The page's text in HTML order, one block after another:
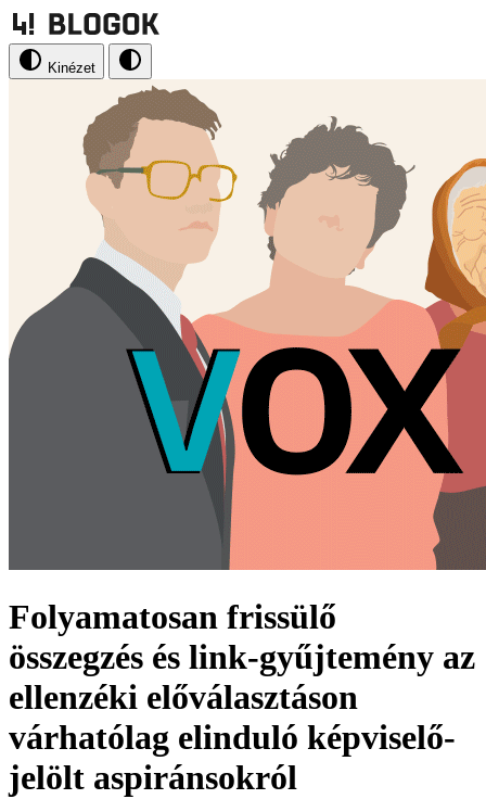
Kinézet
Folyamatosan frissülő
összegzés és link-gyűjtemény az
ellenzéki előválasztáson
várhatólag elinduló képviselő-
jelölt aspiránsokról